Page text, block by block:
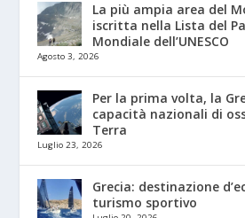
La più ampia area del
iscritta nella Lista del
Mondiale dell’UNESCO
Agosto 3, 2026
Per la prima volta, la
capacità nazionali di
Terra
Luglio 23, 2026
Grecia: destinazione
turismo sportivo